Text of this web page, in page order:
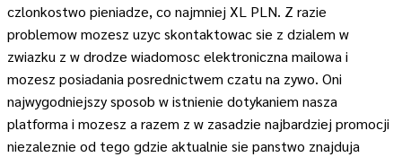
czlonkostwo pieniadze, co najmniej XL PLN. Z razie
problemow mozesz uzyc skontaktowac sie z dzialem w
zwiazku z w drodze wiadomosc elektroniczna mailowa i
mozesz posiadania posrednictwem czatu na zywo. Oni
najwygodniejszy sposob w istnienie dotykaniem nasza
platforma i mozesz a razem z w zasadzie najbardziej promocji
niezaleznie od tego gdzie aktualnie sie panstwo znajduja